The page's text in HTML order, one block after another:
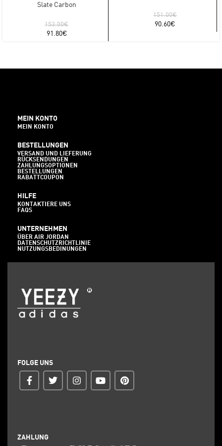
Slate Carbon
153.00€
91.80€
151.00€
90.60€
MEIN KONTO
MEIN KONTO
BESTELLUNGEN
VERSAND UND LIEFERUNG
RÜCKSENDUNGEN
ZAHLUNGSOPTIONEN
BESTELLUNGEN
RABATTCOUPON
HILFE
KONTAKTIERE UNS
FAQS
UNTERNEHMEN
ÜBER AIR JORDAN
DATENSCHUTZRICHTLINIE
NUTZUNGSBEDINUNGEN
FOLGE UNS
ZAHLUNG